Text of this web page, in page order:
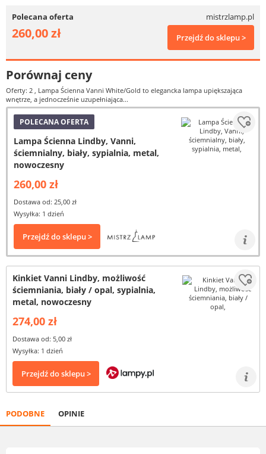
Polecana oferta mistrzlamp.pl
260,00 zł Przejdź do sklepu >
Porównaj ceny
Oferty: 2 , Lampa Ścienna Vanni White/Gold to elegancka lampa upiększająca
wnętrze, a jednocześnie uzupełniająca...
POLECANA OFERTA
Lampa Ścienna Lindby, Vanni,
ściemnialny, biały, sypialnia, metal,
nowoczesny
260,00 zł
Dostawa od: 25,00 zł
Wysyłka: 1 dzień
Przejdź do sklepu >
Kinkiet Vanni Lindby, możliwość
ściemniania, biały / opal, sypialnia,
metal, nowoczesny
274,00 zł
Dostawa od: 5,00 zł
Wysyłka: 1 dzień
Przejdź do sklepu >
PODOBNE OPINIE